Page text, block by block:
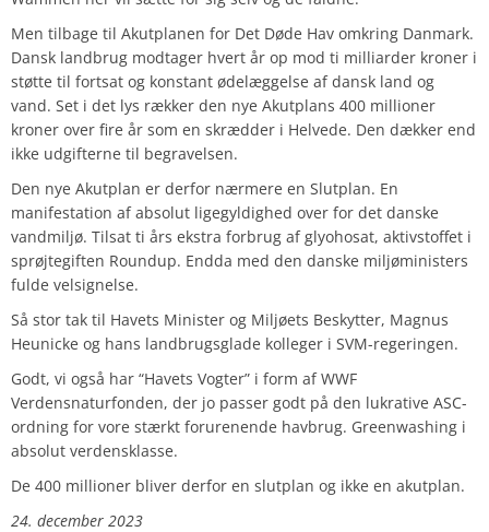
Men tilbage til Akutplanen for Det Døde Hav omkring Danmark.
Dansk landbrug modtager hvert år op mod ti milliarder kroner i
støtte til fortsat og konstant ødelæggelse af dansk land og
vand. Set i det lys rækker den nye Akutplans 400 millioner
kroner over fire år som en skrædder i Helvede. Den dækker end
ikke udgifterne til begravelsen.
Den nye Akutplan er derfor nærmere en Slutplan. En
manifestation af absolut ligegyldighed over for det danske
vandmiljø. Tilsat ti års ekstra forbrug af glyohosat, aktivstoffet i
sprøjtegiften Roundup. Endda med den danske miljøministers
fulde velsignelse.
Så stor tak til Havets Minister og Miljøets Beskytter, Magnus
Heunicke og hans landbrugsglade kolleger i SVM-regeringen.
Godt, vi også har “Havets Vogter” i form af WWF
Verdensnaturfonden, der jo passer godt på den lukrative ASC-
ordning for vore stærkt forurenende havbrug. Greenwashing i
absolut verdensklasse.
De 400 millioner bliver derfor en slutplan og ikke en akutplan.
24. december 2023